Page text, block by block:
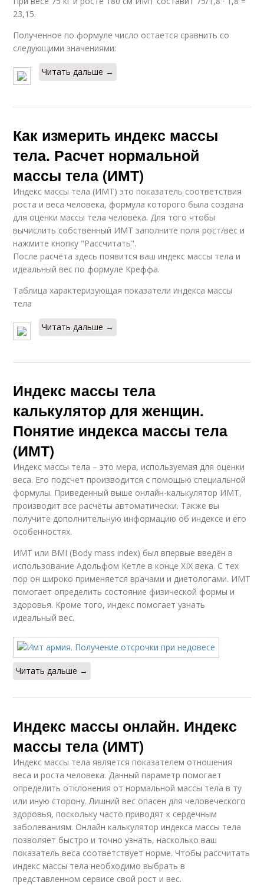
23,15.
Полученное по формуле число остается сравнить со
следующими значениями:
Читать дальше →
Как измерить индекс массы
тела. Расчет нормальной
массы тела (ИМТ)
Индекс массы тела (ИМТ) это показатель соответствия
роста и веса человека, формула которого была создана
для оценки массы тела человека. Для того чтобы
вычислить собственный ИМТ заполните поля рост/вес и
нажмите кнопку "Рассчитать".
После расчёта здесь появится ваш индекс массы тела и
идеальный вес по формуле Креффа.
Таблица характеризующая показатели индекса массы
тела
Читать дальше →
Индекс массы тела
калькулятор для женщин.
Понятие индекса массы тела
(ИМТ)
Индекс массы тела – это мера, используемая для оценки
веса. Его подсчет производится с помощью специальной
формулы. Приведенный выше онлайн-калькулятор ИМТ,
производит все расчёты автоматически. Также вы
получите дополнительную информацию об индексе и его
особенностях.
ИМТ или BMI (Body mass index) был впервые введён в
использование Адольфом Кетле в конце XIX века. С тех
пор он широко применяется врачами и диетологами. ИМТ
помогает определить состояние физической формы и
здоровья. Кроме того, индекс помогает узнать
идеальный вес.
Читать дальше →
Индекс массы онлайн. Индекс
массы тела (ИМТ)
Индекс массы тела является показателем отношения
веса и роста человека. Данный параметр помогает
определить отклонения от нормальной массы тела в ту
или иную сторону. Лишний вес опасен для человеческого
здоровья, поскольку часто приводят к сердечным
заболеваниям. Онлайн калькулятор индекса массы тела
позволяет быстро и точно узнать, насколько ваш
показатель веса соответствует норме. Чтобы рассчитать
индекс массы тела необходимо выбрать в
представленном сервисе свой рост и вес.